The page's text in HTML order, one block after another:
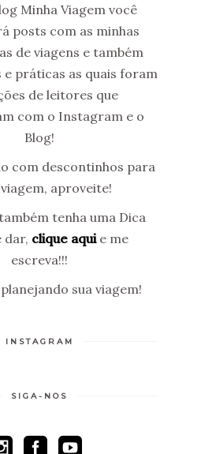
Minha Viagem você
posts com as minhas
de viagens e também
e práticas as quais foram
de leitores que
com o Instagram e o
Blog!
com descontinhos para
viagem, aproveite!
tenha uma Dica
dar, clique aquie me
escreva!!!
sua viagem!
INSTAGRAM
SIGA-NOS